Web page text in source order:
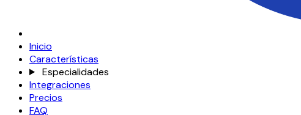
Inicio
Características
Especialidades
Integraciones
Precios
FAQ